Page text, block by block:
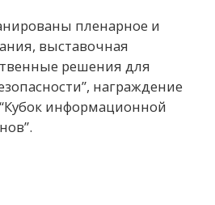
пленарное и
выставочная
решения для
награждение
информационной